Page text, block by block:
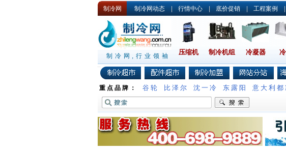
制冷网 制冷网动态 | 行情中心 | 底价促销 | 工程案例 |
制冷网,行业领袖 压缩机 制冷机组 冷凝器
重点品牌： 谷轮 比泽尔 沈一冷 东露阳 意大利都